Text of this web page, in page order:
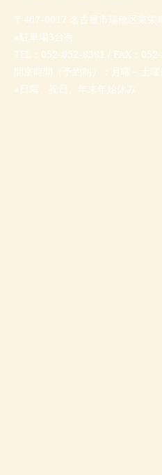
〒467-0017 名古屋市瑞穂区東栄
※駐車場3台有
TEL： 052-852-8381 / FAX：
開室時間（予約制）：月曜～土
※日曜、祝日、年末年始休み